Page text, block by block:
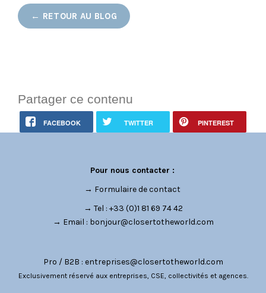
← RETOUR AU BLOG
Partager ce contenu
FACEBOOK TWITTER PINTEREST
Pour nous contacter :
→ Formulaire de contact
→ Tel : +33 (0)1 81 69 74 42
→ Email : bonjour@closertotheworld.com
Pro / B2B : entreprises@closertotheworld.com
Exclusivement réservé aux entreprises, CSE, collectivités et agences.